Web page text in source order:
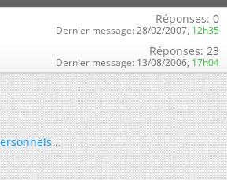
Réponses: 0
Dernier message: 28/02/2007, 12h35
Réponses: 23
Dernier message: 13/08/2006, 17h04
...